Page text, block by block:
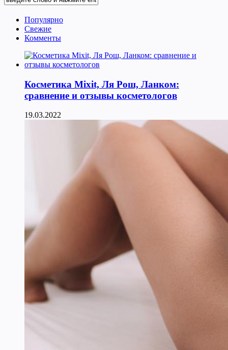
Популярно
Свежие
Комменты
Косметика Мixit, Ля Рош, Ланком:
сравнение и отзывы косметологов
19.03.2022